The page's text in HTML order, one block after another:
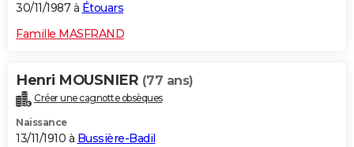
30/11/1987 à Étouars
Famille MASFRAND
Henri MOUSNIER (77 ans)
Créer une cagnotte obsèques
Naissance
13/11/1910 à Bussière-Badil